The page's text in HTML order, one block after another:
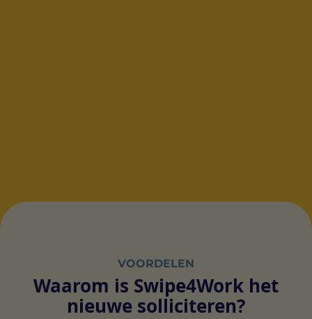
VOORDELEN
Waarom is Swipe4Work het
nieuwe solliciteren?